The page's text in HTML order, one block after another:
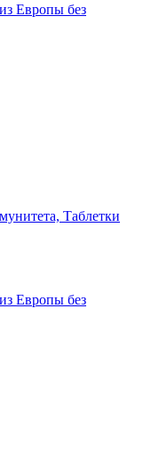
Европы без
Таблетки
Европы без